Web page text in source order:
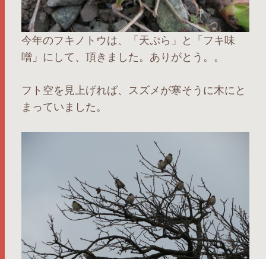
今年のフキノトウは、「天ぷら」と「フキ味
噌」にして、頂きました。ありがとう。。
フト空を見上げれば、スズメが寒そうに木にと
まっていました。